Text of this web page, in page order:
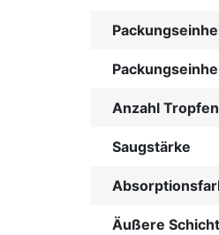
Anzahl Tropfen
Saugstärke
Äußere Schicht